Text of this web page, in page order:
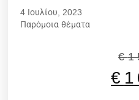
4 Ιουλίου, 2023
Παρόμοια θέματα
€
€